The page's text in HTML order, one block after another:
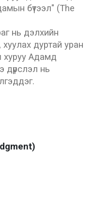
бүтээл" (The
нь дэлхийн
дуртай уран
хуруу Адамд
дүрслэл нь